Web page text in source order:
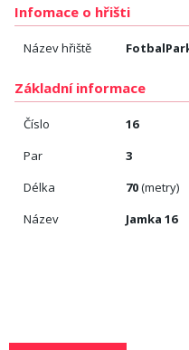
Infomace o hřišti
Název hřiště
Základní informace
Číslo
16
Par
3
Délka
70(metry)
Název
Jamka 16